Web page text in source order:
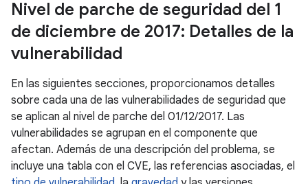
Nivel de parche de seguridad del 1
de diciembre de 2017: Detalles de la
vulnerabilidad
En las siguientes secciones, proporcionamos detalles
sobre cada una de las vulnerabilidades de seguridad que
se aplican al nivel de parche del 01/12/2017. Las
vulnerabilidades se agrupan en el componente que
afectan. Además de una descripción del problema, se
incluye una tabla con el CVE, las referencias asociadas, el